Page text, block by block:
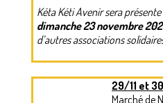
NEWS
NEPAL – & – CENTRE
Kéta Kéti Avenir sera
dimanche 23 novembre
d’autres associations
29/11 et
Marché de